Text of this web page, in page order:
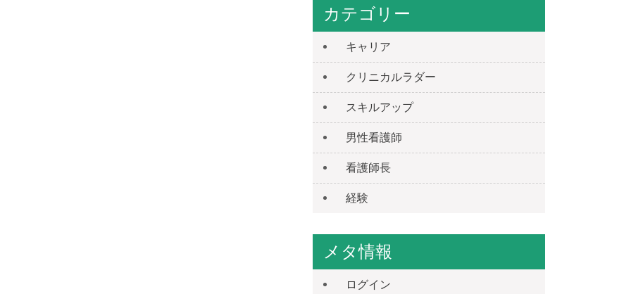
カテゴリー
キャリア
クリニカルラダー
スキルアップ
男性看護師
看護師長
経験
メタ情報
ログイン